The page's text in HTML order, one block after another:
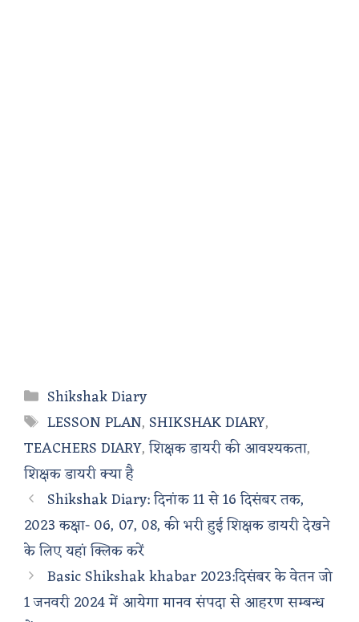
Categories
Shikshak Diary
Tags
LESSON PLAN, SHIKSHAK DIARY,
TEACHERS DIARY,शिक्षक डायरी की आवश्यकता,
शिक्षक डायरी क्या है
Shikshak Diary: दिनांक 11 से 16 दिसंबर तक,
2023 कक्षा- 06, 07, 08, की भरी हुई शिक्षक डायरी देखने
के लिए यहां क्लिक करें
Basic Shikshak khabar 2023:दिसंबर के वेतन जो
1 जनवरी 2024 में आयेगा मानव संपदा से आहरण सम्बन्ध